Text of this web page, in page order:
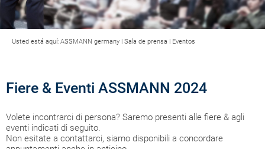
Usted está aquí: ASSMANN germany | Sala de prensa | Eventos
Fiere & Eventi ASSMANN 2024
Volete incontrarci di persona? Saremo presenti alle fiere & agli
eventi indicati di seguito.
Non esitate a contattarci, siamo disponibili a concordare